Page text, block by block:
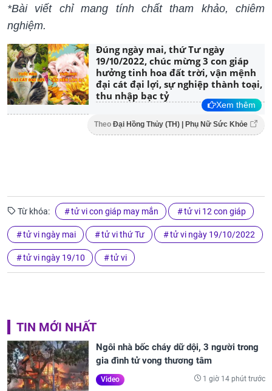
*Bài viết chỉ mang tính chất tham khảo, chiêm
nghiệm.
Đúng ngày mai, thứ Tư ngày
19/10/2022, chúc mừng 3 con giáp
hưởng tinh hoa đất trời, vận mệnh
đại cát đại lợi, sự nghiệp thành toại,
thu nhập bạc tỷ
Xem thêm
Theo Đại Hồng Thủy (TH) | Phụ Nữ Sức Khỏe
Từ khóa: tử vi con giáp may mắn tử vi 12 con giáp
tử vi ngày mai tử vi thứ Tư tử vi ngày 19/10/2022
tử vi ngày 19/10 tử vi
TIN MỚI NHẤT
Ngôi nhà bốc cháy dữ dội, 3 người trong
gia đình tử vong thương tâm
Video 1 giờ 14 phút trước